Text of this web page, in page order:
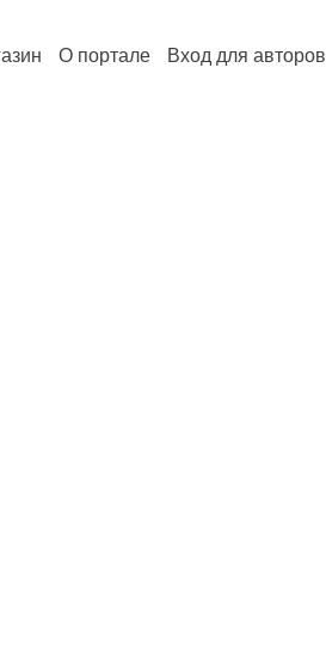
О портале Вход для авторов